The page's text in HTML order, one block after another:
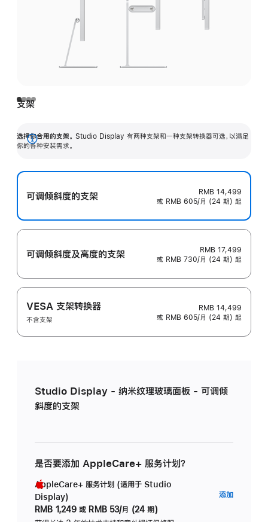
支架
选择你合用的支架。 Studio Display 有两种支架和一种支架转换器可选，以满足
你的各种安装需求。
展
可调倾斜度的支架
RMB 14,499
或 RMB 605/月 (24 期) 起
可调倾斜度及高‍度的支‍架
RMB 17,499
或 RMB 730/月 (24 期) 起
VESA 支架转换器
不含支架
RMB 14,499
或 RMB 605/月 (24 期) 起
Studio Display - 纳米纹理玻璃面板 - 可调倾
斜度的支架
是否要添加 AppleCare+ 服务计划？
AppleCare+ 服务计划 (适用于 Studio
Display)
RMB 1,249 或 RMB 53/月 (24 期)
添加